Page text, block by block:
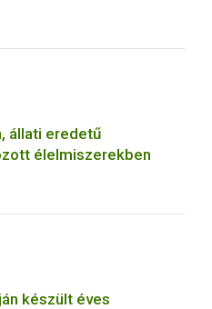
állati eredetű
élelmiszerekben
készült éves